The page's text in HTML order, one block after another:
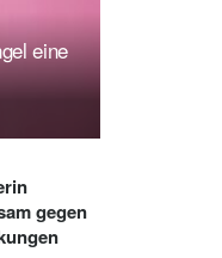
eine
gegen